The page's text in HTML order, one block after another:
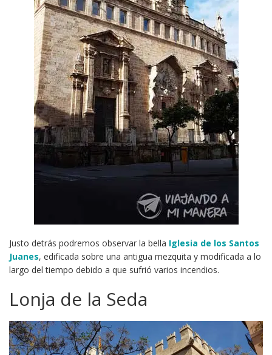
Justo detrás podremos observar la bella Iglesia de los Santos
Juanes, edificada sobre una antigua mezquita y modificada a lo
largo del tiempo debido a que sufrió varios incendios.
Lonja de la Seda